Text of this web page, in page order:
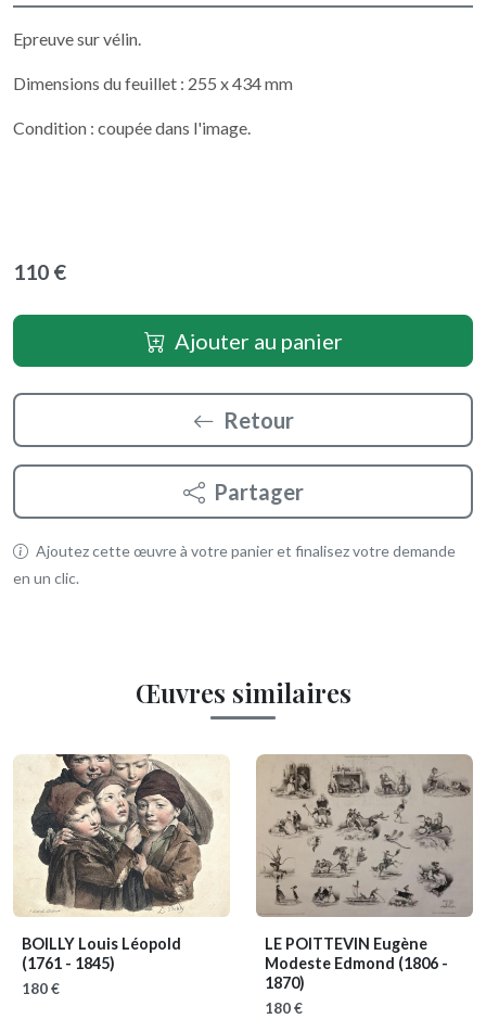
Epreuve sur vélin.
Dimensions du feuillet : 255 x 434 mm
Condition : coupée dans l'image.
110 €
Ajouter au panier
Retour
Partager
Ajoutez cette œuvre à votre panier et finalisez votre demande
en un clic.
Œuvres similaires
BOILLY Louis Léopold
(1761 - 1845)
180 €
LE POITTEVIN Eugène
Modeste Edmond (1806 -
1870)
180 €